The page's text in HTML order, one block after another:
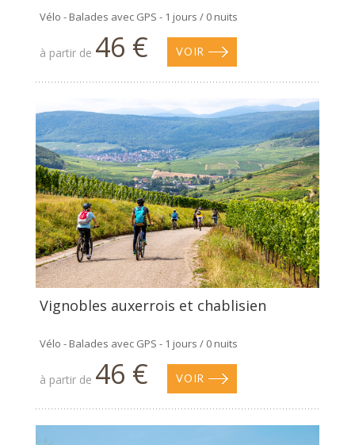
Vélo - Balades avec GPS - 1 jours / 0 nuits
à partir de 46 € VOIR
Vignobles auxerrois et chablisien
Vélo - Balades avec GPS - 1 jours / 0 nuits
à partir de 46 € VOIR